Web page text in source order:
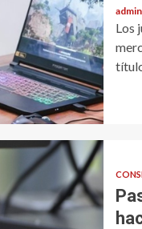
admin
Los